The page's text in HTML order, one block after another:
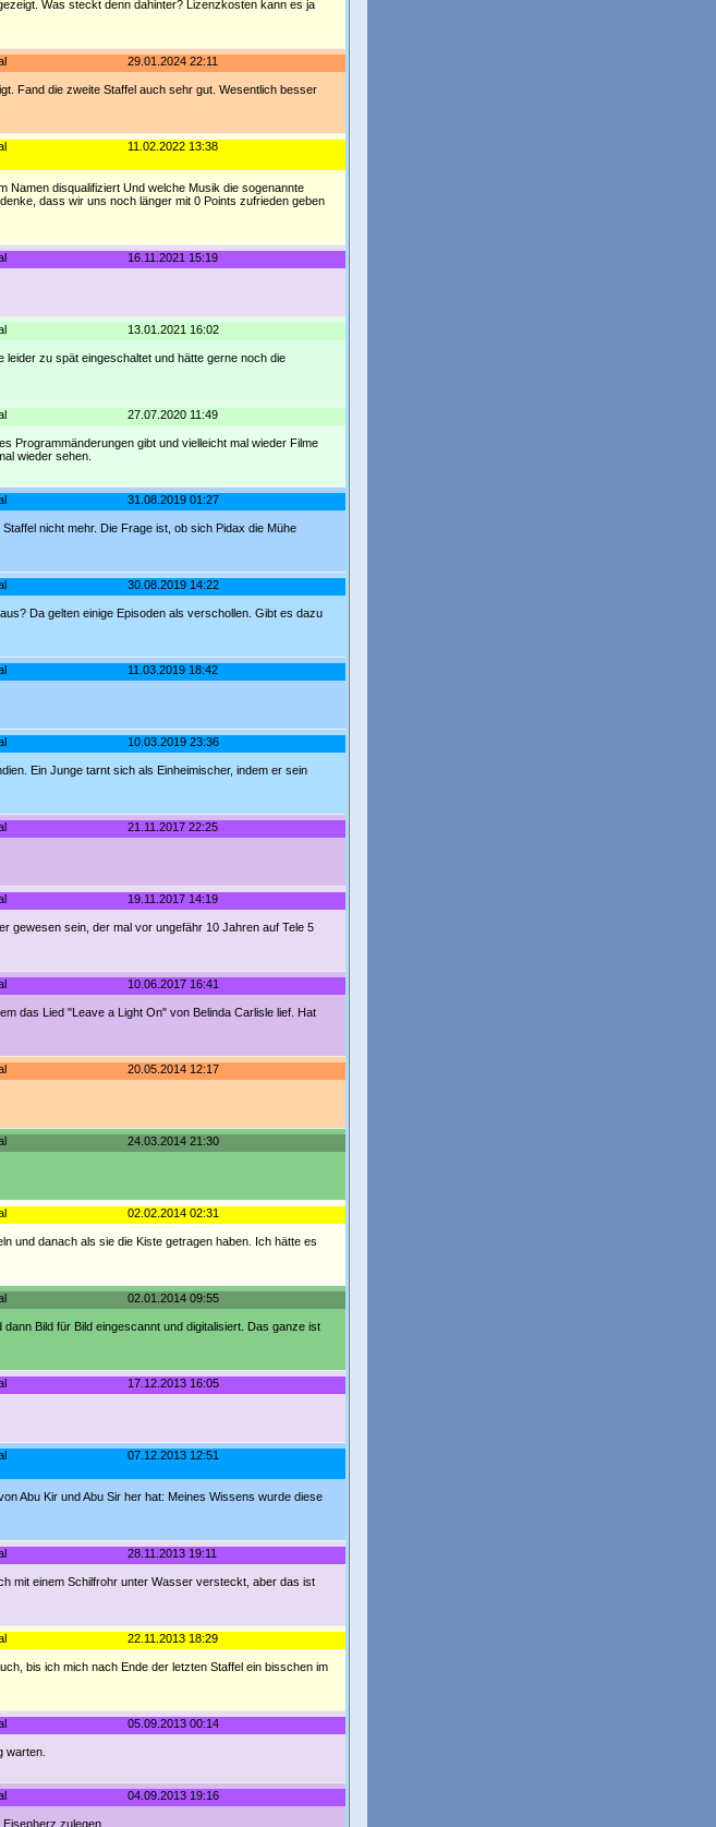
Was steckt denn dahinter? Lizenzkosten kann es ja
29.01.2024 22:11
Fand die zweite Staffel auch sehr gut. Wesentlich besser
11.02.2022 13:38
Namen disqualifiziert Und welche Musik die sogenannte
dass wir uns noch länger mit 0 Points zufrieden geben
16.11.2021 15:19
13.01.2021 16:02
zu spät eingeschaltet und hätte gerne noch die
27.07.2020 11:49
Programmänderungen gibt und vielleicht mal wieder Filme
wieder sehen.
31.08.2019 01:27
nicht mehr. Die Frage ist, ob sich Pidax die Mühe
30.08.2019 14:22
Da gelten einige Episoden als verschollen. Gibt es dazu
11.03.2019 18:42
10.03.2019 23:36
Ein Junge tarnt sich als Einheimischer, indem er sein
21.11.2017 22:25
19.11.2017 14:19
gewesen sein, der mal vor ungefähr 10 Jahren auf Tele 5
10.06.2017 16:41
das Lied "Leave a Light On" von Belinda Carlisle lief. Hat
20.05.2014 12:17
24.03.2014 21:30
02.02.2014 02:31
und danach als sie die Kiste getragen haben. Ich hätte es
02.01.2014 09:55
Bild für Bild eingescannt und digitalisiert. Das ganze ist
17.12.2013 16:05
07.12.2013 12:51
Abu Kir und Abu Sir her hat: Meines Wissens wurde diese
28.11.2013 19:11
mit einem Schilfrohr unter Wasser versteckt, aber das ist
22.11.2013 18:29
bis ich mich nach Ende der letzten Staffel ein bisschen im
05.09.2013 00:14
warten.
04.09.2013 19:16
zulegen.